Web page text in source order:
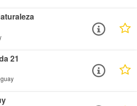
21